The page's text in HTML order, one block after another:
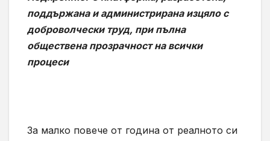
поддържана и администрирана изцяло с
доброволчески труд, при пълна
обществена прозрачност на всички
процеси
За малко повече от година от реалното си